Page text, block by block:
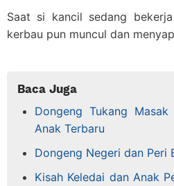
Saat si kancil sedang
kerbau pun muncul dan
Baca Juga
Dongeng Tukang
Anak Terbaru
Dongeng Negeri dan Peri
Kisah Keledai dan Anak